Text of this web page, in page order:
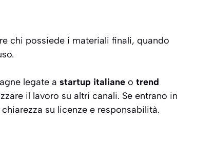
chi possiede i materiali finali, quando
legate a startup italiane o trend
il lavoro su altri canali. Se entrano in
su licenze e responsabilità.